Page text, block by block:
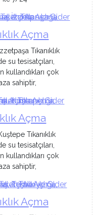
Açma
Tıkanıklık
tesisatçıları,
kullandıkları çok
sahiptir,
Açma
Tıkanıklık
tesisatçıları,
kullandıkları çok
sahiptir,
Açma